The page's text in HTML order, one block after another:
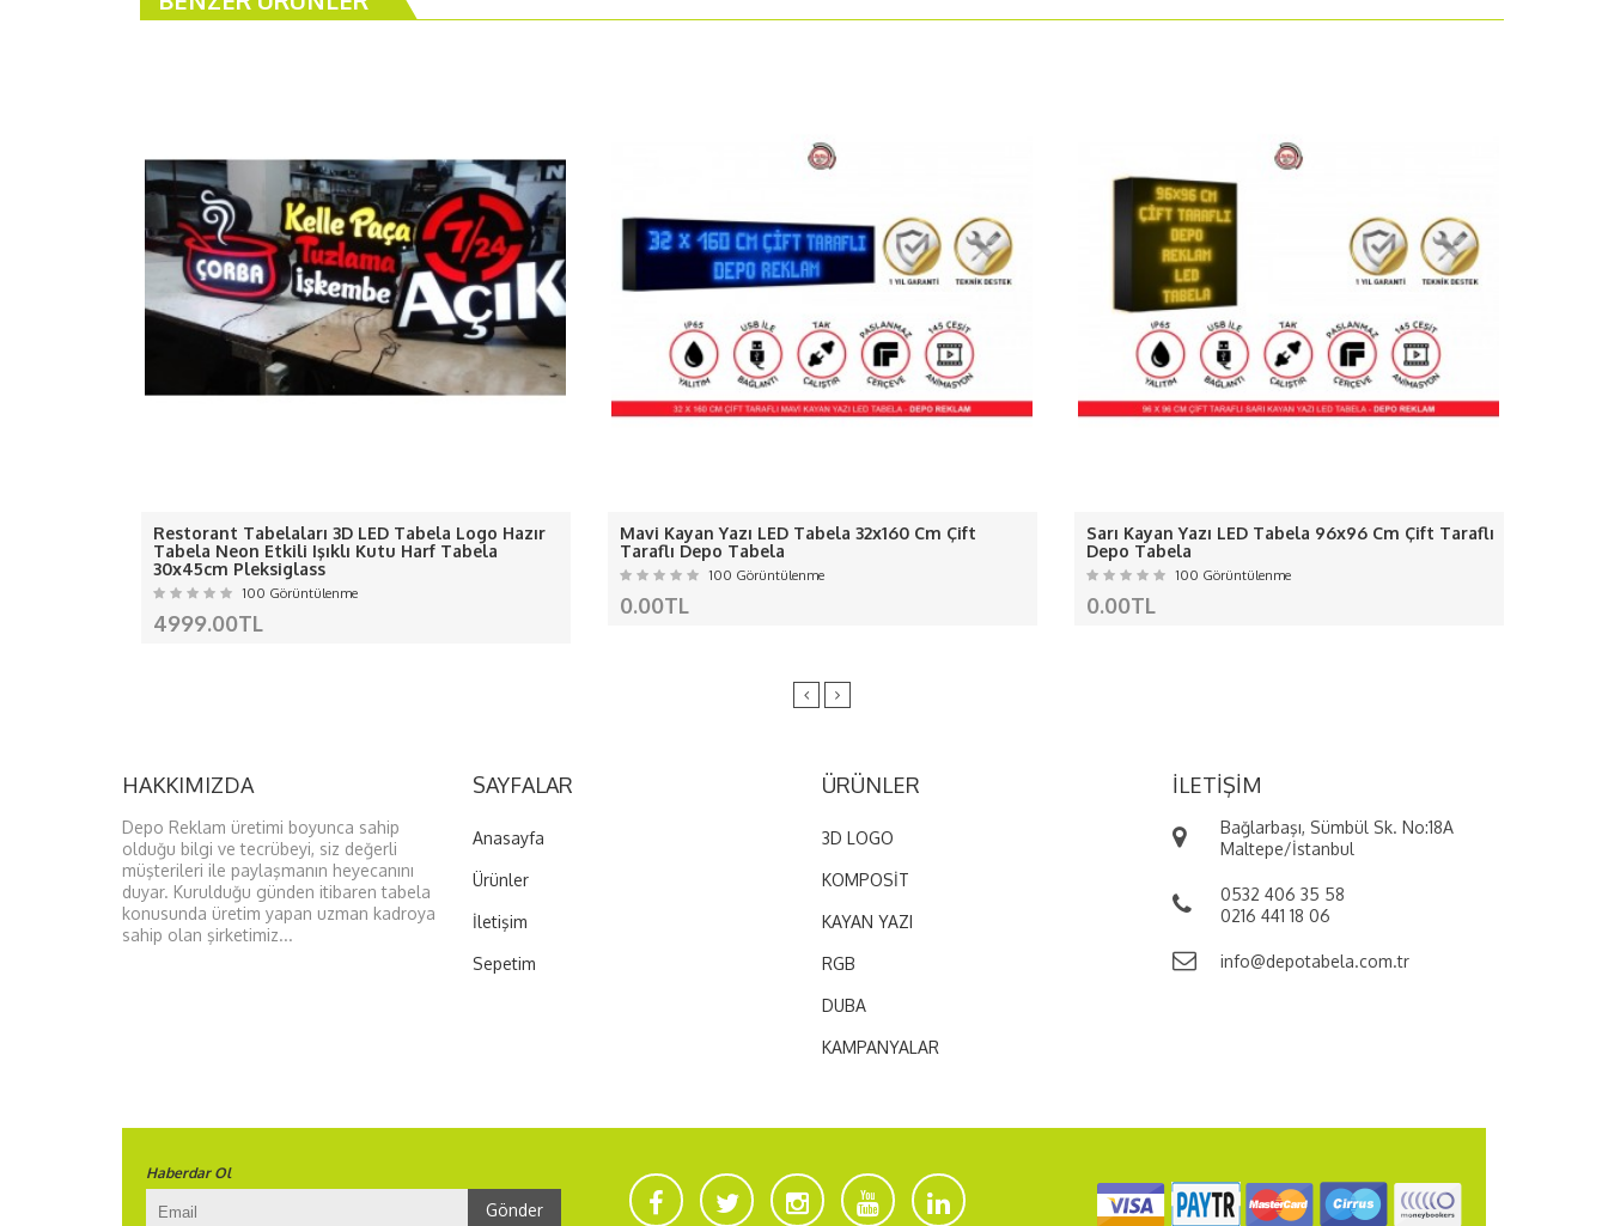
KURULUMU ÇOK BASİTTİR. 5 CM KALINLIĞI VARDIR, HAFİFTİR
- Ürünümüzde 1 değil 2 değil ledlerin akımı ölçülerek gerektiği kadar adaptör kullanılıyor... adaptör kullanıyoruz-
-Dış ortam için arkası silikonla değil 10 mm dekota kullanılır.-
-Ledlerimiz kalitelicanlı ışık veren sağlam ledlerdir.-
-Ledlerimizi kalkma yapmaması için arka plakaya sağlamlaştırıyoruz.-
ÜRÜNÜMÜZ KALIP İMALATI DEĞİLDİR
ÖZEL ÇALIŞMALARINIZ İÇİN LÜTFEN İRTİBATA GEÇİNİZ
NOT:Kargo ve KDV fiyata dahil değildir.
Almanya, Avusturya, Belçika, Bulgaristan, Hırvatistan, Danimarka, İspanya, Estonya, Finlandiya, Fransa, Yunanistan, Macaristan, İrlanda, İtalya, Letonya,
Litvanya, Lüksemburg, Malta, Hollanda, Polonya, Portekiz, Çek Cumhuriyeti, Romanya , Slovakya, Slovenya, İsveç
Restorant Tabelaları 3D LED Tabela Logo Hazır
Tabela Neon Etkili Işıklı Kutu Harf Tabela
30x45cm Pleksiglass
100 Görüntülenme
4999.00TL
Mavi Kayan Yazı LED Tabela 32x160 Cm Çift
Taraflı Depo Tabela
100 Görüntülenme
0.00TL
Sarı Kayan Yazı LED Tabela 96x96 Cm Çift Taraflı
Depo Tabela
100 Görüntülenme
0.00TL
HAKKIMIZDA
Depo Reklam üretimi boyunca sahip
olduğu bilgi ve tecrübeyi, siz değerli
müşterileri ile paylaşmanın heyecanını
duyar. Kurulduğu günden itibaren tabela
konusunda üretim yapan uzman kadroya
sahip olan şirketimiz...
SAYFALAR
Anasayfa
Ürünler
İletişim
Sepetim
ÜRÜNLER
3D LOGO
KOMPOSİT
KAYAN YAZI
RGB
DUBA
KAMPANYALAR
İLETIŞIM
Bağlarbaşı, Sümbül Sk. No:18A
Maltepe/İstanbul
0532 406 35 58
0216 441 18 06
info@depotabela.com.tr
Haberdar Ol
Gönder